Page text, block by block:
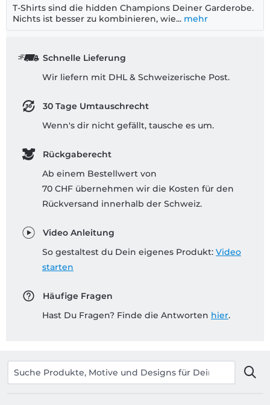
T-Shirts sind die hidden Champions Deiner Garderobe.
Nichts ist besser zu kombinieren, wie... mehr
Schnelle Lieferung
Wir liefern mit DHL & Schweizerische Post.
30 Tage Umtauschrecht
Wenn's dir nicht gefällt, tausche es um.
Rückgaberecht
Ab einem Bestellwert von
70 CHF übernehmen wir die Kosten für den
Rückversand innerhalb der Schweiz.
Video Anleitung
So gestaltest du Dein eigenes Produkt: Video
starten
Häufige Fragen
Hast Du Fragen? Finde die Antworten hier.